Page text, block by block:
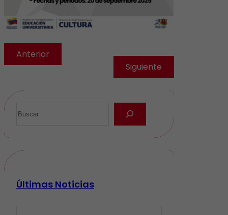
Anterior
Siguiente
Últimas Noticias